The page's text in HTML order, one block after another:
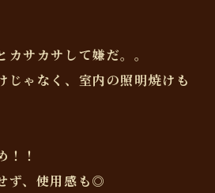
カサカサして嫌だ。。
じゃなく、室内の照明焼けも
！！
ず、使用感も◎